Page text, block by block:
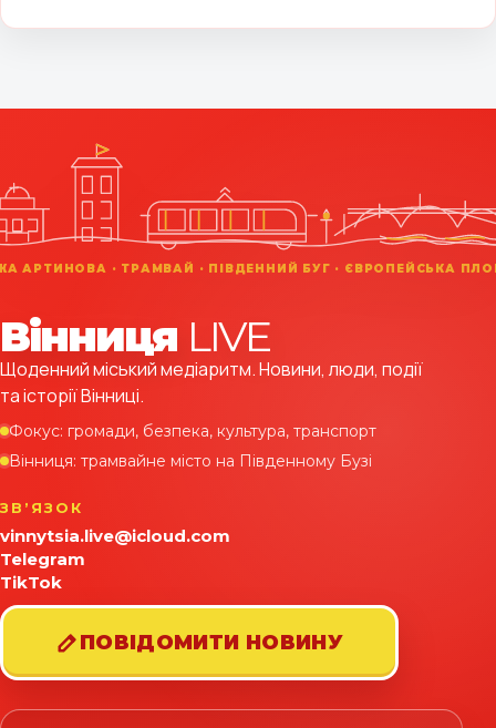
Вінниця LIVE
Щоденний міський медіаритм. Новини, люди, події
та історії Вінниці.
Фокус: громади, безпека, культура, транспорт
Вінниця: трамвайне місто на Південному Бузі
ЗВʼЯЗОК
vinnytsia.live@icloud.com
Telegram
TikTok
ПОВІДОМИТИ НОВИНУ